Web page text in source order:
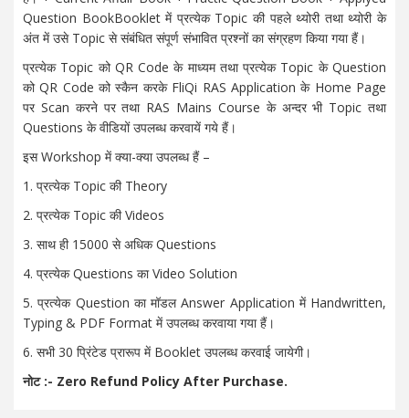
Question BookBooklet में प्रत्‍येक Topic की पहले थ्‍योरी तथा थ्‍योरी के
अंत में उसे Topic से संबंधित संपूर्ण संभावित प्रश्‍नों का संग्रहण किया गया हैं।
प्रत्‍येक Topic को QR Code के माध्‍यम तथा प्रत्‍येक Topic के Question
को QR Code को स्‍कैन करके FliQi RAS Application के Home Page
पर Scan करने पर तथा RAS Mains Course के अन्‍दर भी Topic तथा
Questions के वीडियों उपलब्‍ध करवायें गये हैं।
इस Workshop में क्‍या-क्‍या उपलब्‍ध हैं –
1. प्रत्‍येक Topic की Theory
2. प्रत्‍येक Topic की Videos
3. साथ ही 15000 से अधिक Questions
4. प्रत्‍येक Questions का Video Solution
5. प्रत्‍येक Question का मॉडल Answer Application में Handwritten,
Typing & PDF Format में उपलब्‍ध करवाया गया हैं।
6. सभी 30 प्रिंटेड प्रारूप में Booklet उपलब्‍ध करवाई जायेगी।
नोट :- Zero Refund Policy After Purchase.